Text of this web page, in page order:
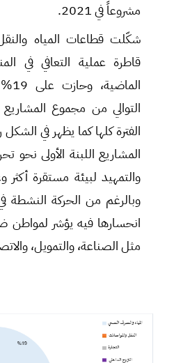
مشروعاً في 2021.
شكّلت قطاعات المياه
قاطرة عملية التعافي في
التوالي من مجموع
المشاريع اللبنة الأولى نحو
والتمهيد لبيئة مستقرة أكثر
وبالرغم من الحركة النشطة
انحسارها فيه يؤشر
مثل الصناعة، والتمويل،